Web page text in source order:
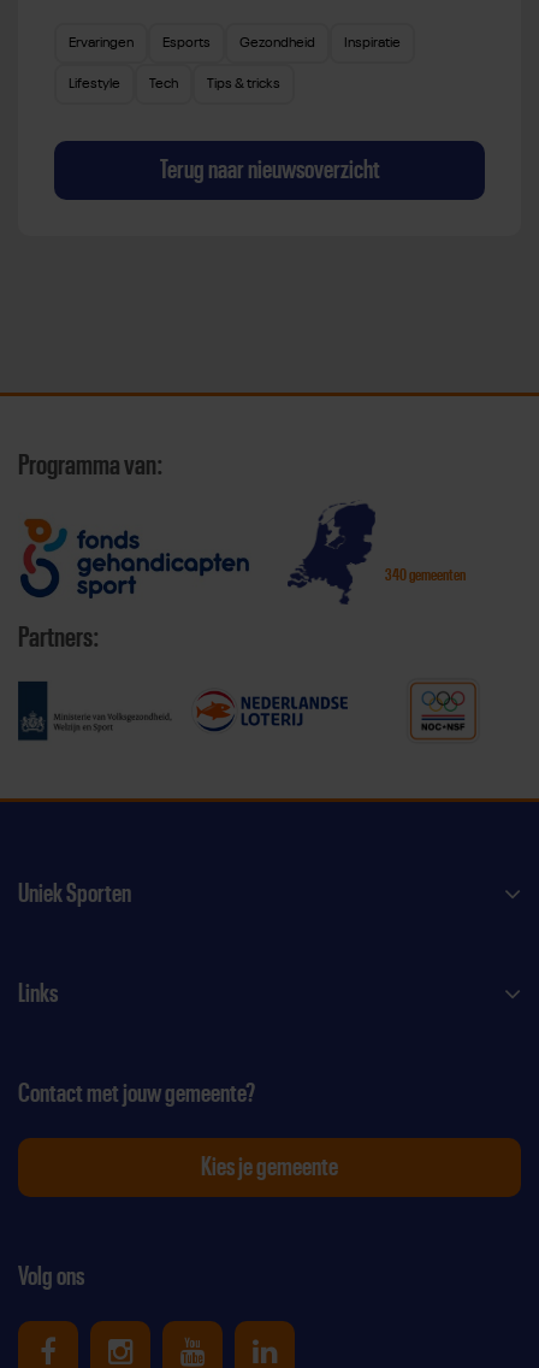
Ervaringen Esports Gezondheid Inspiratie
Lifestyle Tech Tips & tricks
Terug naar nieuwsoverzicht
Programma van:
340 gemeenten
Partners:
Uniek Sporten
Links
Volg ons
Contact met jouw gemeente?
Kies je gemeente